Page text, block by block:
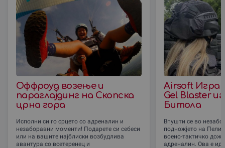
Оффроуд возење и
параглајдинг на Скопска
црна гора
Исполни си го срцето со адреналин и
незаборавни моменти! Подарете си себеси
или на вашите најблиски возбудлива
авантура со всетеренец и
Airsoft Игра
Gel Blaster
Битола
Впушти се во
подножјето на
воено-тактичко
адреналин. Ова е